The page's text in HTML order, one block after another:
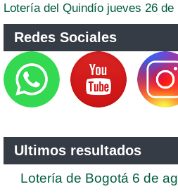
Lotería del Quindío jueves 26 de
Redes Sociales
Ultimos resultados
Lotería de Bogotá 6 de